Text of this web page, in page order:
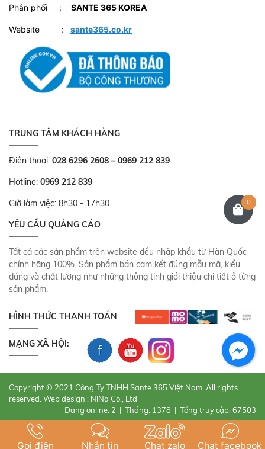
Phân phối : SANTE 365 KOREA
Website : sante365.co.kr
TRUNG TÂM KHÁCH HÀNG
Điện thoại: 028 6296 2608 – 0969 212 839
Hotline: 0969 212 839
Giờ làm việc: 8h30 - 17h30
YÊU CẦU QUẢNG CÁO
Tất cả các sản phẩm trên website đều nhập khẩu từ Hàn Quốc
chính hãng 100%. Sản phẩm bán cam kết đúng mẫu mã, kiểu
dáng và chất lượng như những thông tinh giới thiệu chi tiết ở từng
sản phẩm.
HÌNH THỨC THANH TOÁN
MẠNG XÃ HỘI:
Copyright © 2021 Công Ty TNHH Sante 365 Việt Nam. All rights
reserved. Web design : NiNa Co., Ltd
Đang online: 2 | Tháng: 1378 | Tổng truy cập: 67503
0
Gọi điện Nhắn tin Chat zalo Chat facebook